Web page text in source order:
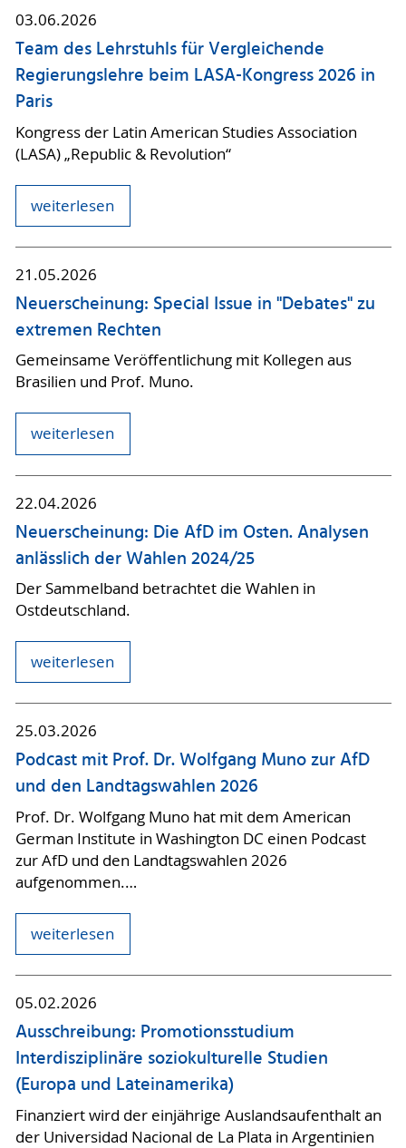
03.06.2026
Team des Lehrstuhls für Vergleichende
Regierungslehre beim LASA-Kongress 2026 in
Paris
Kongress der Latin American Studies Association
(LASA) „Republic & Revolution“
weiterlesen
21.05.2026
Neuerscheinung: Special Issue in "Debates" zu
extremen Rechten
Gemeinsame Veröffentlichung mit Kollegen aus
Brasilien und Prof. Muno.
weiterlesen
22.04.2026
Neuerscheinung: Die AfD im Osten. Analysen
anlässlich der Wahlen 2024/25
Der Sammelband betrachtet die Wahlen in
Ostdeutschland.
weiterlesen
25.03.2026
Podcast mit Prof. Dr. Wolfgang Muno zur AfD
und den Landtagswahlen 2026
Prof. Dr. Wolfgang Muno hat mit dem American
German Institute in Washington DC einen Podcast
zur AfD und den Landtagswahlen 2026
aufgenommen.…
weiterlesen
05.02.2026
Ausschreibung: Promotionsstudium
Interdisziplinäre soziokulturelle Studien
(Europa und Lateinamerika)
Finanziert wird der einjährige Auslandsaufenthalt an
der Universidad Nacional de La Plata in Argentinien